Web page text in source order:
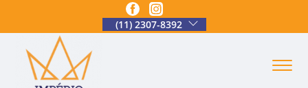
(11) 2307-8392